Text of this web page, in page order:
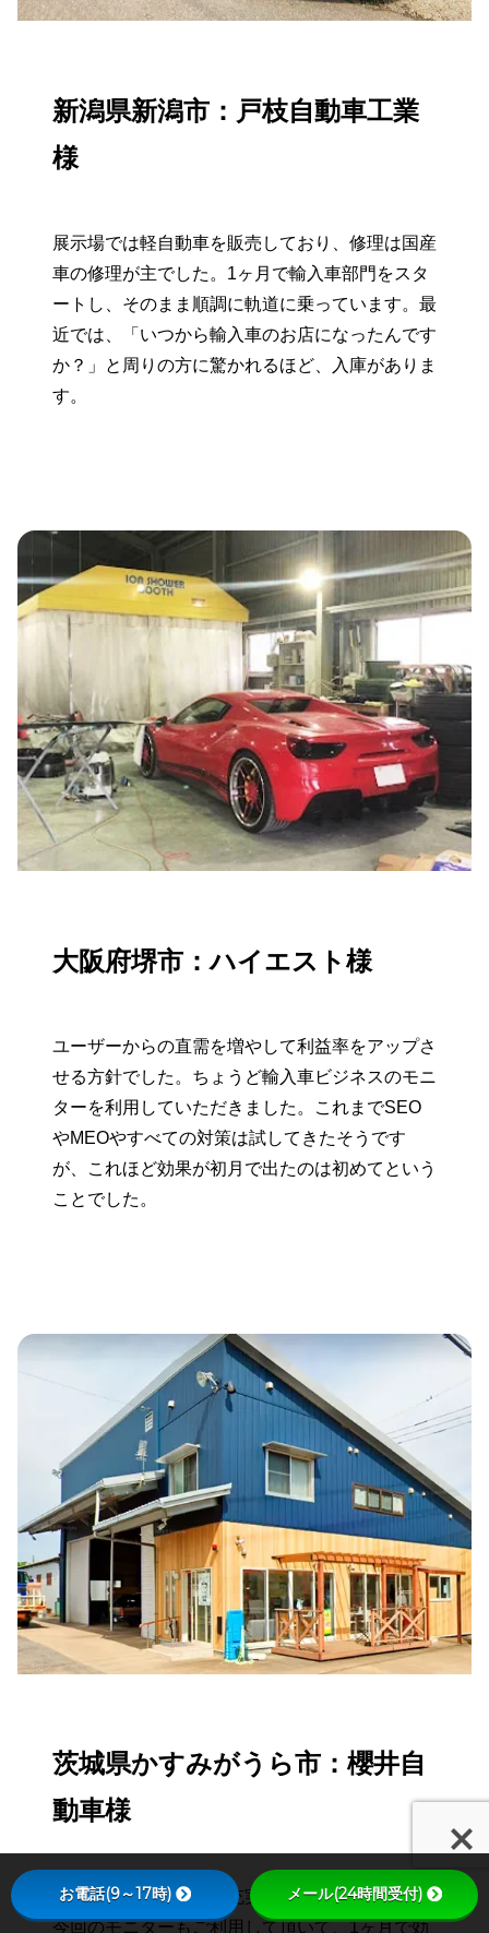
新潟県新潟市：戸枝自動車工業
様
展示場では軽自動車を販売しており、修理は国産
車の修理が主でした。1ヶ月で輸入車部門をスタ
ートし、そのまま順調に軌道に乗っています。最
近では、「いつから輸入車のお店になったんです
か？」と周りの方に驚かれるほど、入庫がありま
す。
大阪府堺市：ハイエスト様
ユーザーからの直需を増やして利益率をアップさ
せる方針でした。ちょうど輸入車ビジネスのモニ
ターを利用していただきました。これまでSEO
やMEOやすべての対策は試してきたそうです
が、これほど効果が初月で出たのは初めてという
ことでした。
茨城県かすみがうら市：櫻井自
動車様
自社のホームページも充実していましたが、別途
今回のモニターもご利用して頂いて、1ヶ月で効
お電話(9～17時) メール(24時間受付)